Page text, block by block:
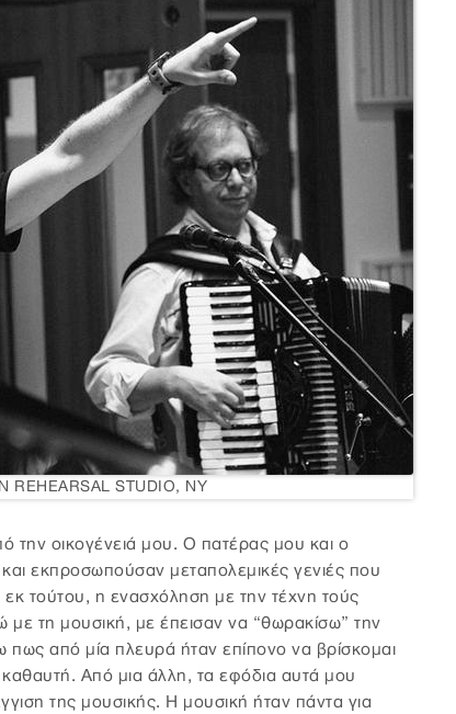
REHEARSAL STUDIO, NY
την οικογένειά μου. Ο πατέρας μου και ο
εκπροσωπούσαν μεταπολεμικές γενιές που
τούτου, η ενασχόληση με την τέχνη τούς
τη μουσική, με έπεισαν να “θωρακίσω” την
από μία πλευρά ήταν επίπονο να βρίσκομαι
Από μια άλλη, τα εφόδια αυτά μου
της μουσικής. Η μουσική ήταν πάντα για